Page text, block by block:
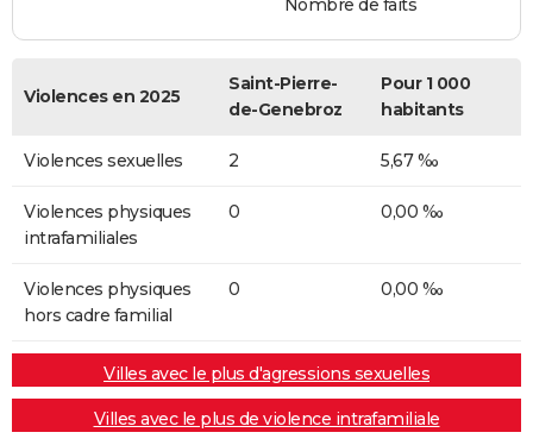
Nombre de faits
Violences en 2025
Saint-Pierre-
de-Genebroz
Pour 1 000
habitants
Violences sexuelles 2 5,67 ‰
Violences physiques
intrafamiliales
0 0,00 ‰
Violences physiques
hors cadre familial
0 0,00 ‰
Villes avec le plus d'agressions sexuelles
Villes avec le plus de violence intrafamiliale